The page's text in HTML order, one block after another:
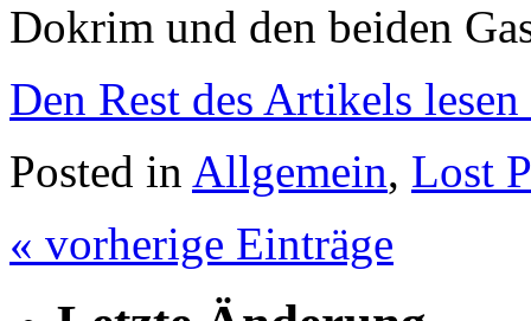
Dokrim und den beiden
Den Rest des Artikels lesen
Posted in Allgemein, Lost
« vorherige Einträge